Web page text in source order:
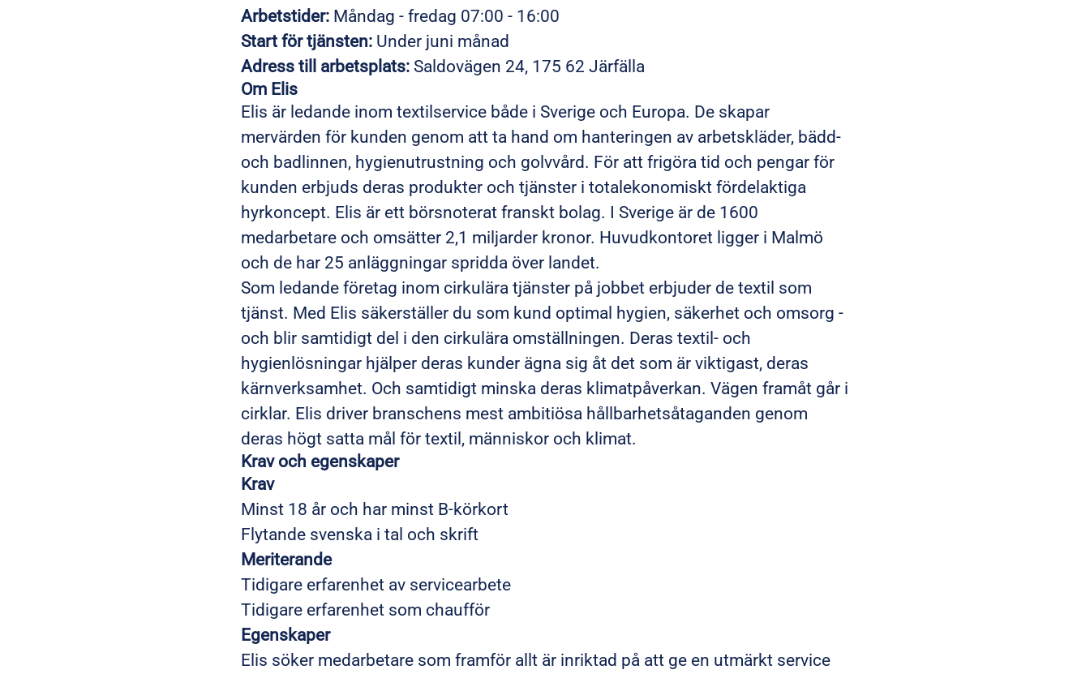
Arbetstider: Måndag - fredag 07:00 - 16:00
Start för tjänsten: Under juni månad
Adress till arbetsplats: Saldovägen 24, 175 62 Järfälla
Om Elis
Elis är ledande inom textilservice både i Sverige och Europa. De skapar
mervärden för kunden genom att ta hand om hanteringen av arbetskläder, bädd-
och badlinnen, hygienutrustning och golvvård. För att frigöra tid och pengar för
kunden erbjuds deras produkter och tjänster i totalekonomiskt fördelaktiga
hyrkoncept. Elis är ett börsnoterat franskt bolag. I Sverige är de 1600
medarbetare och omsätter 2,1 miljarder kronor. Huvudkontoret ligger i Malmö
och de har 25 anläggningar spridda över landet.
Som ledande företag inom cirkulära tjänster på jobbet erbjuder de textil som
tjänst. Med Elis säkerställer du som kund optimal hygien, säkerhet och omsorg -
och blir samtidigt del i den cirkulära omställningen. Deras textil- och
hygienlösningar hjälper deras kunder ägna sig åt det som är viktigast, deras
kärnverksamhet. Och samtidigt minska deras klimatpåverkan. Vägen framåt går i
cirklar. Elis driver branschens mest ambitiösa hållbarhetsåtaganden genom
deras högt satta mål för textil, människor och klimat.
Krav och egenskaper
Krav
Minst 18 år och har minst B-körkort
Flytande svenska i tal och skrift
Meriterande
Tidigare erfarenhet av servicearbete
Tidigare erfarenhet som chaufför
Egenskaper
Elis söker medarbetare som framför allt är inriktad på att ge en utmärkt service